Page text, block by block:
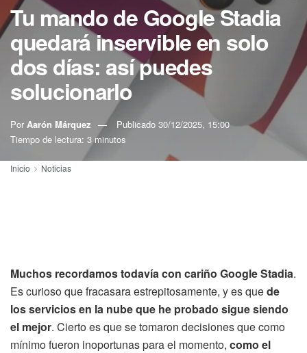
Tu mando de Google Stadia
quedará inservible en solo
dos días: así puedes
solucionarlo
Por Aarón Márquez Publicado 30/12/2025, 15:00
Tiempo de lectura: 3 minutos
Inicio Noticias
Muchos recordamos todavía con cariño Google Stadia.
Es curioso que fracasara estrepitosamente, y es quede
los servicios en la nube que he probado sigue siendo
el mejor. Cierto es que se tomaron decisiones que como
mínimo fueron inoportunas para el momento, como el